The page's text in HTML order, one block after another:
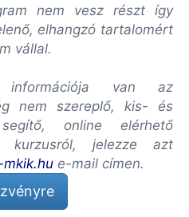
nem vesz részt így
elhangzó tartalomért
vállal.
információja van az
nem szereplő, kis- és
segítő, online elérhető
kurzusról, jelezze azt
mkik.hu e-mail címen.